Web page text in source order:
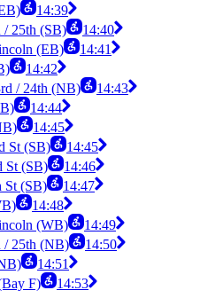
14:39
25th (SB)
14:40
(EB)
14:41
14:42
/ 24th (NB)
14:43
14:44
14:45
St (SB)
14:45
St (SB)
14:46
St (SB)
14:47
14:48
(WB)
14:49
/ 25th (NB)
14:50
14:51
F)
14:53